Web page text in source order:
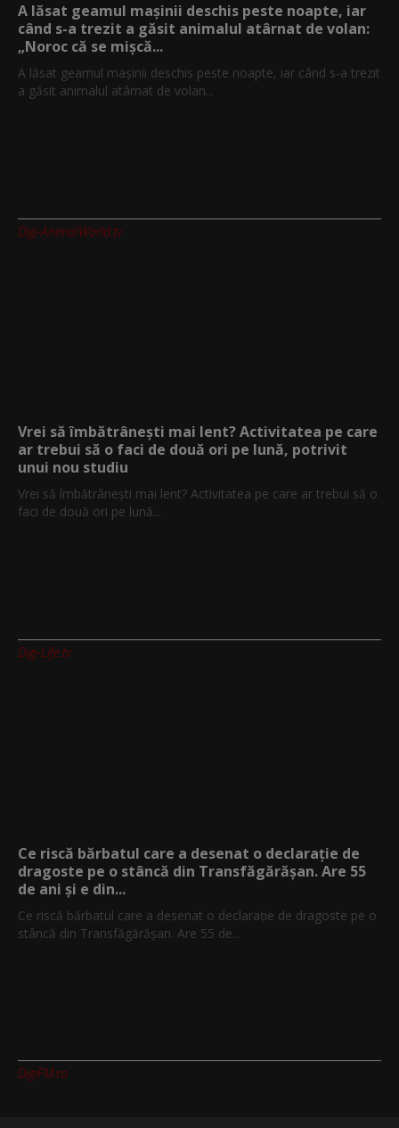
A lăsat geamul mașinii deschis peste noapte, iar
când s-a trezit a găsit animalul atârnat de volan:
„Noroc că se mișcă...
A lăsat geamul mașinii deschis peste noapte, iar când s-a trezit
a găsit animalul atârnat de volan...
Digi-AnimalWorld.tv
Vrei să îmbătrânești mai lent? Activitatea pe care
ar trebui să o faci de două ori pe lună, potrivit
unui nou studiu
Vrei să îmbătrânești mai lent? Activitatea pe care ar trebui să o
faci de două ori pe lună...
Digi-Life.tv
Ce riscă bărbatul care a desenat o declarație de
dragoste pe o stâncă din Transfăgărășan. Are 55
de ani și e din...
Ce riscă bărbatul care a desenat o declarație de dragoste pe o
stâncă din Transfăgărășan. Are 55 de...
DigiFM.ro